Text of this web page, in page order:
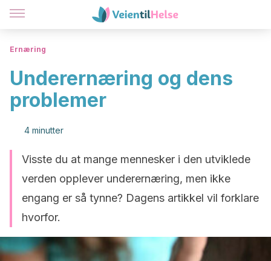
Ernæring
Underernæring og dens
problemer
4 minutter
Visste du at mange mennesker i den utviklede
verden opplever underernæring, men ikke
engang er så tynne? Dagens artikkel vil forklare
hvorfor.